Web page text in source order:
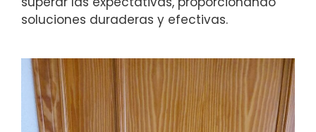
soluciones duraderas y efectivas.